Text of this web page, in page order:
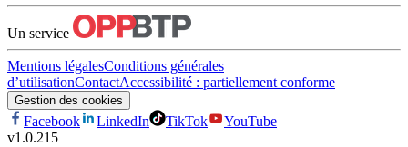
Un service
Mentions légalesConditions générales
d’utilisationContactAccessibilité : partiellement conforme
Gestion des cookies
Facebook LinkedIn TikTok
YouTube
v1.0.215